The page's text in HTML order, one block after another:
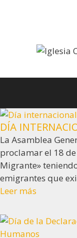
DÍA
La Asamblea
proclamar el 18
Migrante»
emigrantes que
Leer más